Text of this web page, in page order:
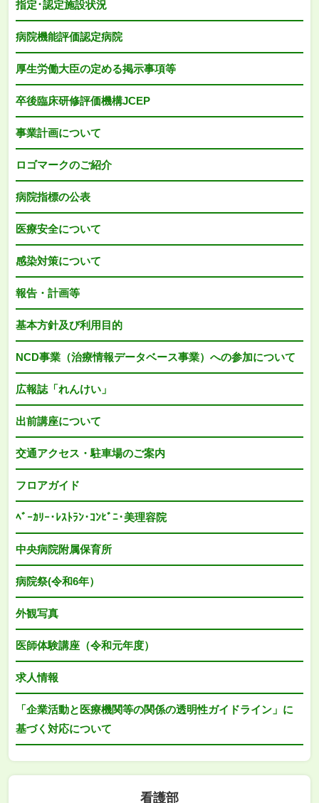
指定･認定施設状況
病院機能評価認定病院
厚生労働大臣の定める掲示事項等
卒後臨床研修評価機構JCEP
事業計画について
ロゴマークのご紹介
病院指標の公表
医療安全について
感染対策について
報告・計画等
基本方針及び利用目的
NCD事業（治療情報データベース事業）への参加について
広報誌「れんけい」
出前講座について
交通アクセス・駐車場のご案内
フロアガイド
ﾍﾞｰｶﾘｰ･ﾚｽﾄﾗﾝ･ｺﾝﾋﾞﾆ･美理容院
中央病院附属保育所
病院祭(令和6年）
外観写真
医師体験講座（令和元年度）
求人情報
「企業活動と医療機関等の関係の透明性ガイドライン」に
基づく対応について
看護部